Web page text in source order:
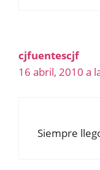
cjfuentescjf
16 abril, 2010 a
Siempre